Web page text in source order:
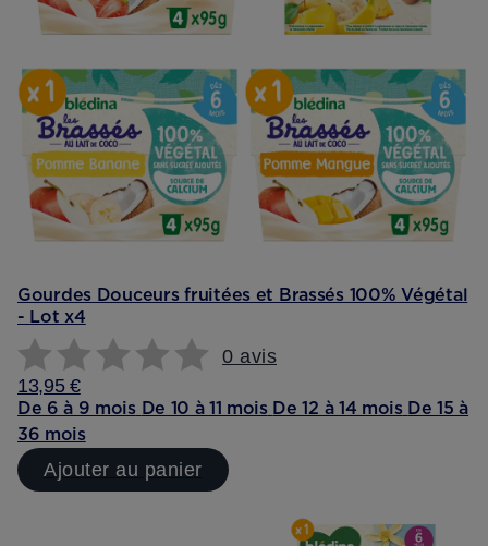
Gourdes Douceurs fruitées et Brassés 100% Végétal
- Lot x4
0 avis
13,95 €
De 6 à 9 mois De 10 à 11 mois De 12 à 14 mois De 15 à
36 mois
Ajouter au panier